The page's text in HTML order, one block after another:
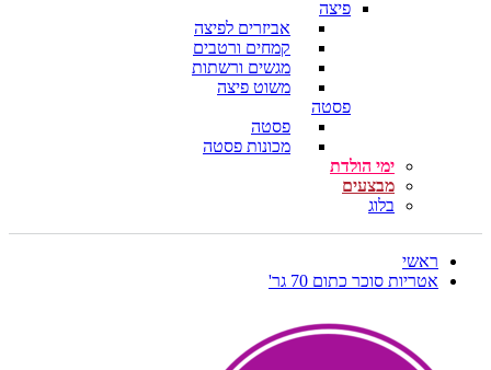
פיצה
אביזרים לפיצה
קמחים ורטבים
מגשים ורשתות
משוט פיצה
פסטה
פסטה
מכונות פסטה
ימי הולדת
מבצעים
בלוג
ראשי
אטריות סוכר כתום 70 גר'